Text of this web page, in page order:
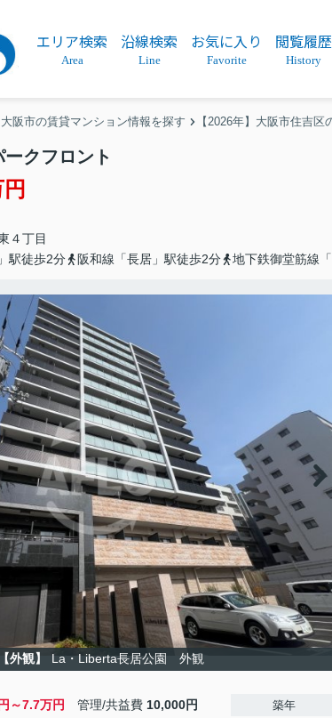
エリア検索
Area
沿線検索
Line
お気に入り
Favorite
閲覧履歴
History
阪市の賃貸マンション情報を探す 【2026年】大阪市住吉
クフロント
４丁目
駅徒歩2分
阪和線「長居」駅徒歩2分 地下鉄御堂筋線
【外観】 La・Liberta長居公園 外観
～7.7万円 管理/共益費 10,000円 築年